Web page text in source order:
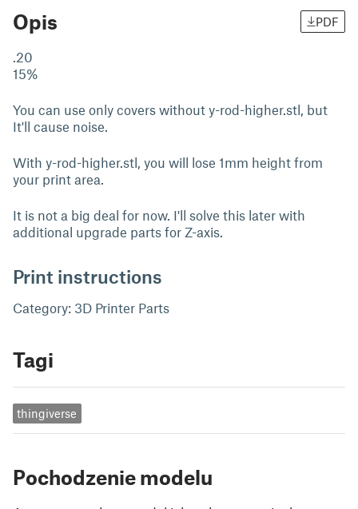
Opis PDF
.20
15%
You can use only covers without y-rod-higher.stl, but
It'll cause noise.
With y-rod-higher.stl, you will lose 1mm height from
your print area.
It is not a big deal for now. I'll solve this later with
additional upgrade parts for Z-axis.
Print instructions
Category: 3D Printer Parts
Tagi
thingiverse
Pochodzenie modelu